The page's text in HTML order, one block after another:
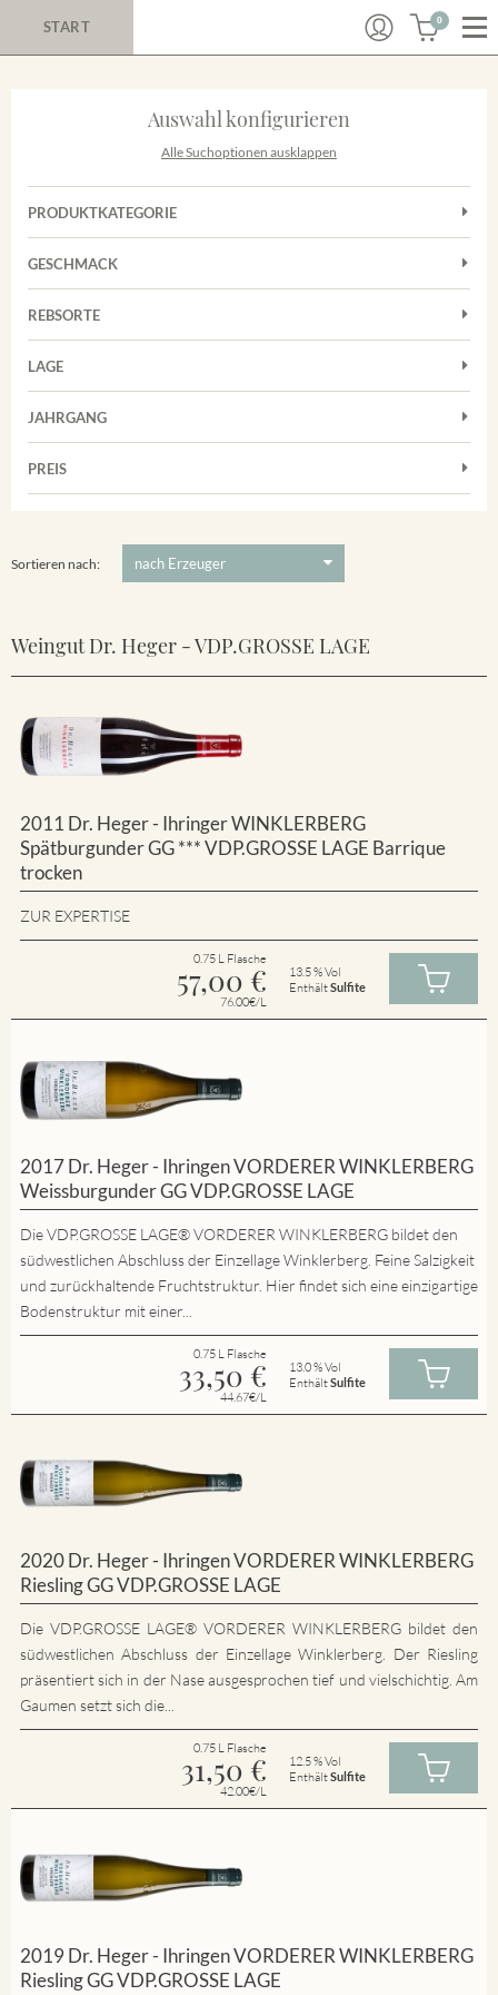
START 0
Auswahl konfigurieren
Alle Suchoptionen ausklappen
PRODUKTKATEGORIE
Cuvées
Rotwein
GESCHMACK
Trocken
REBSORTE
Chardonnay
Grauburgunder
Riesling
LAGE
Achkarrer Schlossberg
Vorderer Winklerberg
Winklerberg Hinter Winklen
JAHRGANG
PREIS
Sortieren nach:
Weingut Dr. Heger - VDP.GROSSE LAGE
2011 Dr. Heger - Ihringer WINKLERBERG
Spätburgunder GG *** VDP.GROSSE LAGE Barrique
trocken
ZUR EXPERTISE
0.75 L Flasche
57,00 €
76.00€/L
13.5 % Vol
EnthältSulfite
2017 Dr. Heger - Ihringen VORDERER WINKLERBERG
Weissburgunder GG VDP.GROSSE LAGE
Die VDP.GROSSE LAGE® VORDERER WINKLERBERG bildet den
südwestlichen Abschluss der Einzellage Winklerberg. Feine Salzigkeit
und zurückhaltende Fruchtstruktur. Hier findet sich eine einzigartige
Bodenstruktur mit einer...
0.75 L Flasche
33,50 €
44.67€/L
13.0 % Vol
EnthältSulfite
2020 Dr. Heger - Ihringen VORDERER WINKLERBERG
Riesling GG VDP.GROSSE LAGE
Die VDP.GROSSE LAGE® VORDERER WINKLERBERG bildet den
südwestlichen Abschluss der Einzellage Winklerberg. Der Riesling
präsentiert sich in der Nase ausgesprochen tief und vielschichtig. Am
Gaumen setzt sich die...
0.75 L Flasche
31,50 €
42.00€/L
12.5 % Vol
EnthältSulfite
2019 Dr. Heger - Ihringen VORDERER WINKLERBERG
Riesling GG VDP.GROSSE LAGE